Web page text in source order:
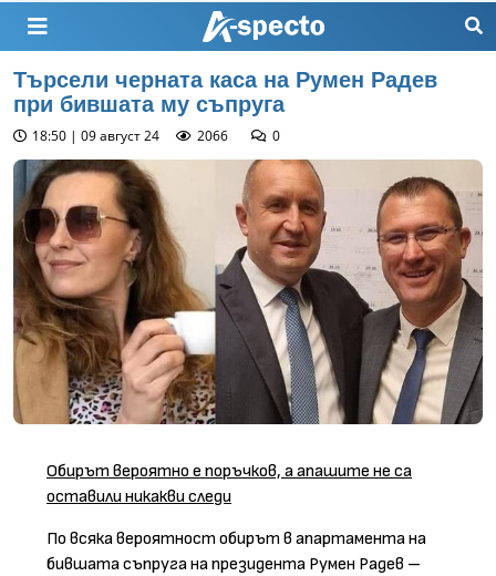
Търсели черната каса на Румен Радев
при бившата му съпруга
18:50 | 09 август 24 2066 0
Обирът вероятно е поръчков, а апашите не са
оставили никакви следи
По всяка вероятност обирът в апартамента на
бившата съпруга на президента Румен Радев –